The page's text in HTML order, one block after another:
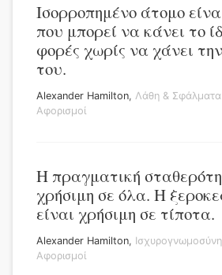
Ισορροπημένο άτομο
που μπορεί να κάνει το
φορές χωρίς να χάνει
του.
Alexander Hamilton, Λάθη & Σφάλματα
Αφορισμοί
Η πραγματική
χρήσιμη σε όλα. Η
είναι χρήσιμη σε τίποτα.
Alexander Hamilton, Ισχυρογνωμοσύνη
Αφορισμοί